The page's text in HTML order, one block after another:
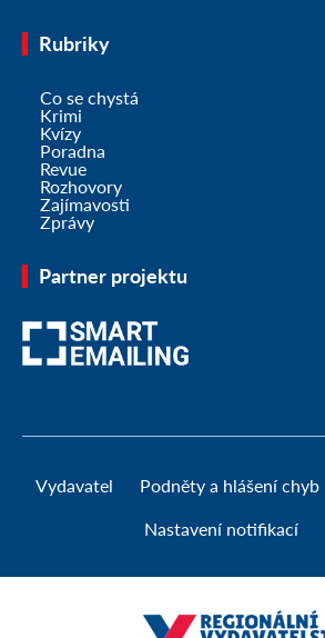
Rubriky
Co se chystá
Krimi
Kvízy
Poradna
Revue
Rozhovory
Zajímavosti
Zprávy
Partner projektu
Vydavatel Podněty a hlášení chyb
Nastavení notifikací